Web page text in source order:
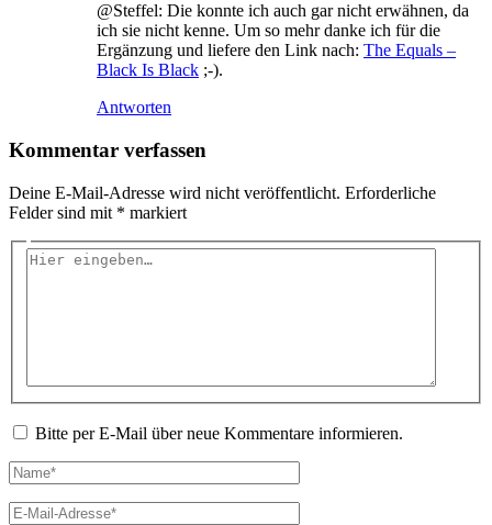
@Steffel: Die konnte ich auch gar nicht erwähnen, da
ich sie nicht kenne. Um so mehr danke ich für die
Ergänzung und liefere den Link nach: The Equals –
Black Is Black ;-).
Antworten
Kommentar verfassen
Deine E-Mail-Adresse wird nicht veröffentlicht. Erforderliche
Felder sind mit * markiert
Hier
Bitte per E-Mail über neue Kommentare informieren.
Name*
E-